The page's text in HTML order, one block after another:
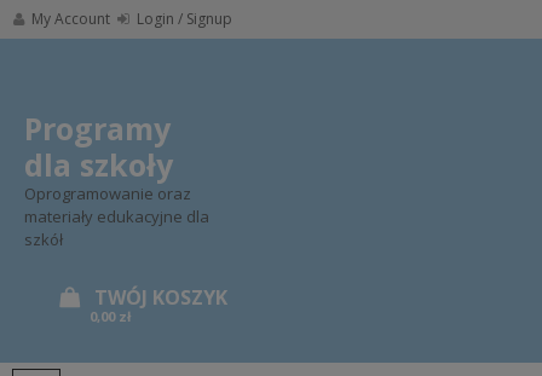
Skip
to
My Account Login / Signup
Programy
dla szkoły
Oprogramowanie oraz
materiały edukacyjne dla
szkół
0,00 zł